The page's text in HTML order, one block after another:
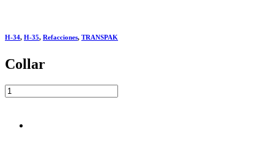
H-34, H-35, Refacciones, TRANSPAK
Collar
Collar
quantity